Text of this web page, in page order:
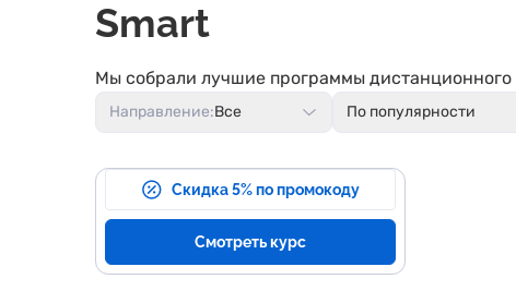
Smart
Мы собрали лучшие программы дистанционного
По популярности
Направление:Все
Скидка 5% по промокоду
Смотреть курс